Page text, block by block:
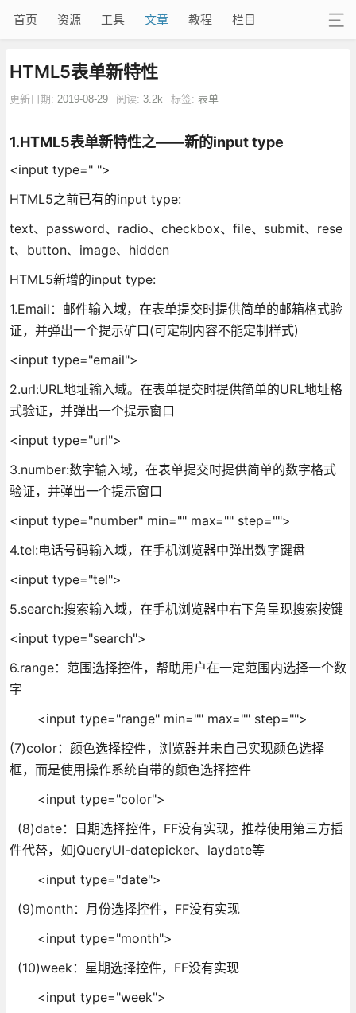
首页 资源 工具 文章 教程 栏目
HTML5表单新特性
更新日期: 2019-08-29 阅读: 3.2k 标签: 表单
1.HTML5表单新特性之——新的input type
<input type=" ">
HTML5之前已有的input type:
text、password、radio、checkbox、file、submit、rese
t、button、image、hidden
HTML5新增的input type:
1.Email：邮件输入域，在表单提交时提供简单的邮箱格式验
证，并弹出一个提示矿口(可定制内容不能定制样式)
<input type="email">
2.url:URL地址输入域。在表单提交时提供简单的URL地址格
式验证，并弹出一个提示窗口
<input type="url">
3.number:数字输入域，在表单提交时提供简单的数字格式
验证，并弹出一个提示窗口
<input type="number" min="" max="" step="">
4.tel:电话号码输入域，在手机浏览器中弹出数字键盘
<input type="tel">
5.search:搜索输入域，在手机浏览器中右下角呈现搜索按键
<input type="search">
6.range：范围选择控件，帮助用户在一定范围内选择一个数
字
<input type="range" min="" max="" step="">
(7)color：颜色选择控件，浏览器并未自己实现颜色选择
框，而是使用操作系统自带的颜色选择控件
<input type="color">
(8)date：日期选择控件，FF没有实现，推荐使用第三方插
件代替，如jQueryUI-datepicker、laydate等
<input type="date">
(9)month：月份选择控件，FF没有实现
<input type="month">
(10)week：星期选择控件，FF没有实现
<input type="week">